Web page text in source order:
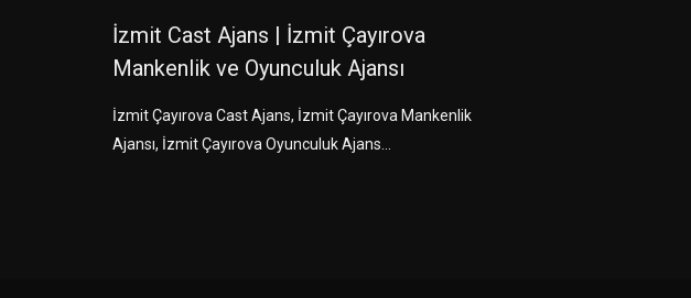
İzmit Cast Ajans | İzmit Çayırova
Mankenlik ve Oyunculuk Ajansı
İzmit Çayırova Cast Ajans, İzmit Çayırova Mankenlik
Ajansı, İzmit Çayırova Oyunculuk Ajans...